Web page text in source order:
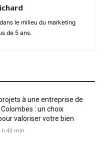
le milieu du marketing
de 5 ans.
à une entreprise de
: un choix
valoriser votre bien
h 43 min